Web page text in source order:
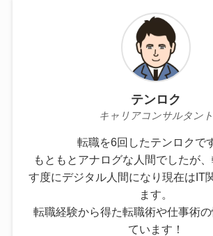
テンロク
キャリアコンサルタント
転職を6回したテンロクで
もともとアナログな人間でしたが
す度にデジタル人間になり現在はIT
ます。
転職経験から得た転職術や仕事術の
ています！